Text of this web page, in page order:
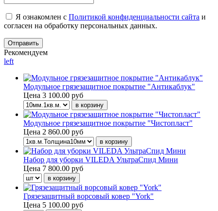
Я ознакомлен с Политикой конфиденциальности сайта и
согласен на обработку персональных данных.
Рекомендуем
left
Модульное грязезащитное покрытие "Антикаблук"
Цена 3 100.00 руб
Модульное грязезащитное покрытие "Чистопласт"
Цена 2 860.00 руб
Набор для уборки VILEDA УльтраСпид Мини
Цена 7 800.00 руб
Грязезащитный ворсовый ковер "York"
Цена 5 100.00 руб